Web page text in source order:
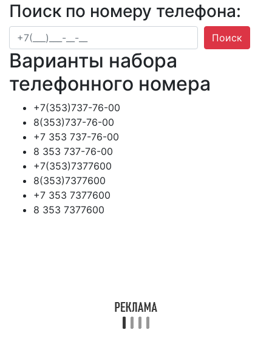
Поиск по номеру телефона:
Поиск
Варианты набора
телефонного номера
+7(353)737-76-00
8(353)737-76-00
+7 353 737-76-00
8 353 737-76-00
+7(353)7377600
8(353)7377600
+7 353 7377600
8 353 7377600